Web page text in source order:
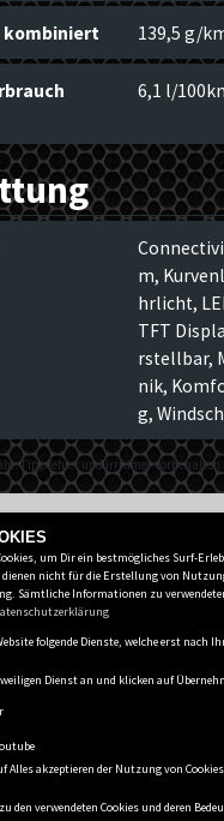
kombiniert 139,5 g/
6,1 l/
m,
hrlicht,
TFT
rstellbar,
nik,
g,
Tippfehler und Irrtümer vorbehalten.
zur Übersicht
GMBH
54-4820 Bad Ischl-
um Dir ein bestmögliches Surf-
dienen nicht für die Erstellung von
Sämtliche Informationen zu
folgende Dienste, welche erst nach
Dienst an und klicken auf
Alles akzeptieren der Nutzung von
den verwendeten Cookies und deren